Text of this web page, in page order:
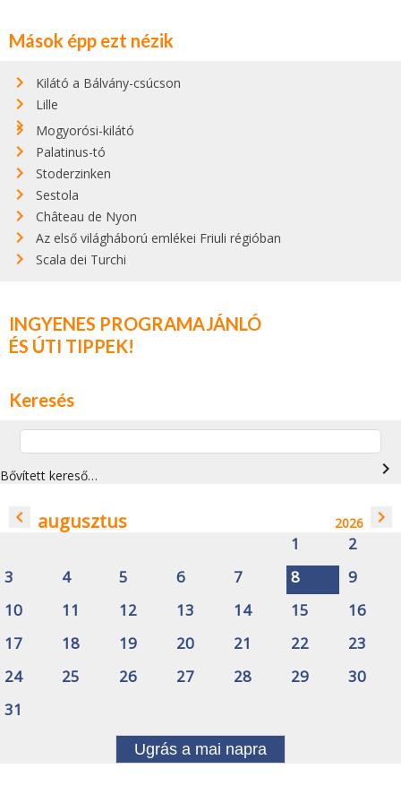
Mások épp ezt nézik
Kilátó a Bálvány-csúcson
Lille
Mogyorósi-kilátó
Palatinus-tó
Stoderzinken
Sestola
Château de Nyon
Az első világháború emlékei Friuli régióban
Scala dei Turchi
INGYENES PROGRAMAJÁNLÓ
ÉS ÚTI TIPPEK!
Keresés
Bővített kereső… navigate_next
navigate_before augusztus 2026 navigate_next
1
2
3
4 5 6 7 8
9
10
11 12 13 14 15
16
17
18 19 20 21 22
23
24
25 26 27 28 29
30
31
Ugrás a mai napra